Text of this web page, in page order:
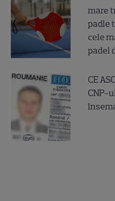
mare
padle
cele
padel
CE
CNP-